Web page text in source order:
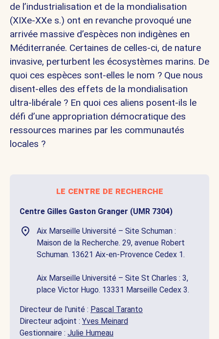
de l’industrialisation et de la mondialisation
(XIXe-XXe s.) ont en revanche provoqué une
arrivée massive d’espèces non indigènes en
Méditerranée. Certaines de celles-ci, de nature
invasive, perturbent les écosystèmes marins. De
quoi ces espèces sont-elles le nom ? Que nous
disent-elles des effets de la mondialisation
ultra-libérale ? En quoi ces aliens posent-ils le
défi d’une appropriation démocratique des
ressources marines par les communautés
locales ?
le centre de recherche
Centre Gilles Gaston Granger (UMR 7304)
Aix Marseille Université – Site Schuman :
Maison de la Recherche. 29, avenue Robert
Schuman. 13621 Aix-en-Provence Cedex 1.
Aix Marseille Université – Site St Charles : 3,
place Victor Hugo. 13331 Marseille Cedex 3.
Directeur de l'unité : Pascal Taranto
Directeur adjoint : Yves Meinard
Gestionnaire : Julie Humeau